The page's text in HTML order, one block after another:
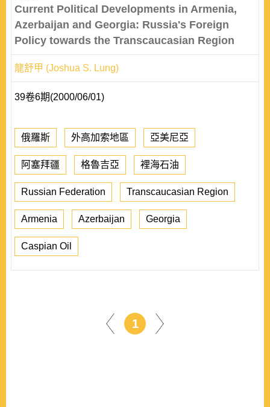
Current Political Developments in Armenia,
Azerbaijan and Georgia: Russia's Foreign
Policy towards the Transcaucasian Region
龍舒甲 (Joshua S. Lung)
39卷6期(2000/06/01)
俄羅斯 外高加索地區 亞美尼亞
阿塞拜疆 格魯吉亞 裡海石油
Russian Federation Transcaucasian Region
Armenia Azerbaijan Georgia
Caspian Oil
1